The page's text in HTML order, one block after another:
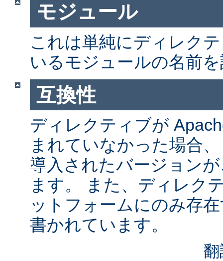
モジュール
これは単純にディレク
いるモジュールの名前
互換性
ディレクティブが
まれていなかった場合
導入されたバージョン
ます。 また、ディレク
ットフォームにのみ存
書かれています。